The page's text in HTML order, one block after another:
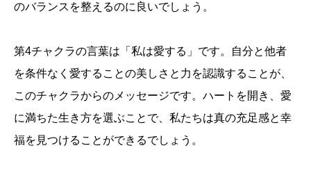
のバランスを整えるのに良いでしょう。
第4チャクラの言葉は「私は愛する」です。自分と他者
を条件なく愛することの美しさと力を認識することが、
このチャクラからのメッセージです。ハートを開き、愛
に満ちた生き方を選ぶことで、私たちは真の充足感と幸
福を見つけることができるでしょう。